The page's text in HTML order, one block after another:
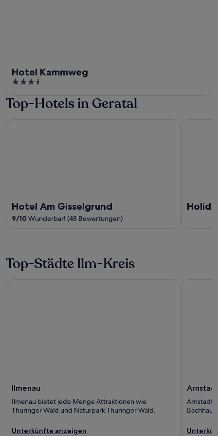
Hotel Kammweg
3.5
of
Top-Hotels in Geratal
Hotel Am Gisselgrund
9/10 Wunderbar! (48 Bewertungen)
Top-Städte Ilm-Kreis
Ilmenau
Ilmenau bietet jede Menge Attraktionen wie
Thüringer Wald und Naturpark Thüringer Wald.
Unterkünfte anzeigen
Arnstadt